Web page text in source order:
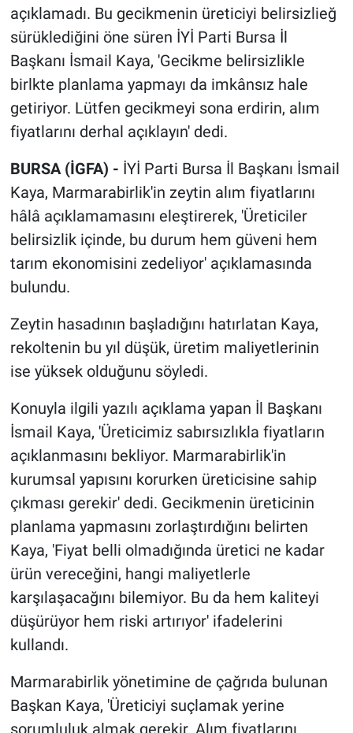
açıklamadı. Bu gecikmenin üreticiyi belirsizlieğ
sürüklediğini öne süren İYİ Parti Bursa İl
Başkanı İsmail Kaya, 'Gecikme belirsizlikle
birlkte planlama yapmayı da imkânsız hale
getiriyor. Lütfen gecikmeyi sona erdirin, alım
fiyatlarını derhal açıklayın' dedi.
BURSA (İGFA) - İYİ Parti Bursa İl Başkanı İsmail
Kaya, Marmarabirlik'in zeytin alım fiyatlarını
hâlâ açıklamamasını eleştirerek, 'Üreticiler
belirsizlik içinde, bu durum hem güveni hem
tarım ekonomisini zedeliyor' açıklamasında
bulundu.
Zeytin hasadının başladığını hatırlatan Kaya,
rekoltenin bu yıl düşük, üretim maliyetlerinin
ise yüksek olduğunu söyledi.
Konuyla ilgili yazılı açıklama yapan İl Başkanı
İsmail Kaya, 'Üreticimiz sabırsızlıkla fiyatların
açıklanmasını bekliyor. Marmarabirlik'in
kurumsal yapısını korurken üreticisine sahip
çıkması gerekir' dedi. Gecikmenin üreticinin
planlama yapmasını zorlaştırdığını belirten
Kaya, 'Fiyat belli olmadığında üretici ne kadar
ürün vereceğini, hangi maliyetlerle
karşılaşacağını bilemiyor. Bu da hem kaliteyi
düşürüyor hem riski artırıyor' ifadelerini
kullandı.
Marmarabirlik yönetimine de çağrıda bulunan
Başkan Kaya, 'Üreticiyi suçlamak yerine
sorumluluk almak gerekir. Alım fiyatlarını